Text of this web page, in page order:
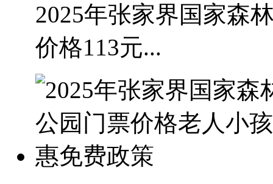
2025年张家界国家森
价格113元...